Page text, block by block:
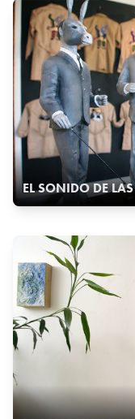
EL SONIDO DE